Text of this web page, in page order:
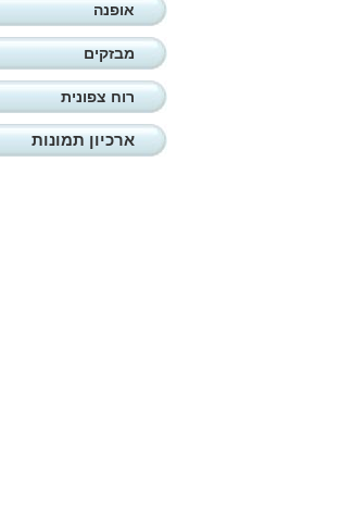
אופנה
מבזקים
רוח צפונית
ארכיון תמונות